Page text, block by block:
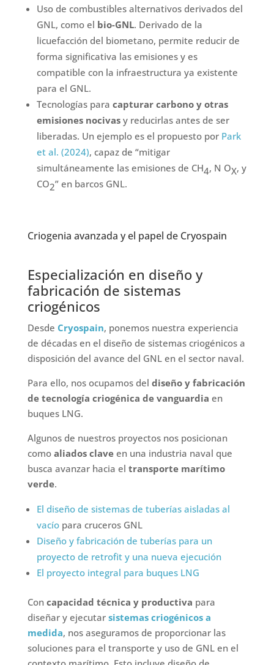
Uso de combustibles alternativos derivados del
GNL, como el bio-GNL. Derivado de la
licuefacción del biometano, permite reducir de
forma significativa las emisiones y es
compatible con la infraestructura ya existente
para el GNL.
Tecnologías para capturar carbono y otras
emisiones nocivasy reducirlas antes de ser
liberadas. Un ejemplo es el propuesto por Park
et al. (2024), capaz de “mitigar
simultáneamente las emisiones de CH4, N OX, y
CO2” en barcos GNL.
Criogenia avanzada y el papel de Cryospain
Especialización en diseño y
fabricación de sistemas
criogénicos
Desde Cryospain, ponemos nuestra experiencia
de décadas en el diseño de sistemas criogénicos a
disposición del avance del GNL en el sector naval.
Para ello, nos ocupamos del diseño y fabricación
de tecnología criogénica de vanguardia en
buques LNG.
Algunos de nuestros proyectos nos posicionan
como aliados claveen una industria naval que
busca avanzar hacia el transporte marítimo
verde.
El diseño de sistemas de tuberías aisladas al
vacíopara cruceros GNL
Diseño y fabricación de tuberías para un
proyecto de retrofit y una nueva ejecución
El proyecto integral para buques LNG
Con capacidad técnica y productiva para
diseñar y ejecutar sistemas criogénicos a
medida, nos aseguramos de proporcionar las
soluciones para el transporte y uso de GNL en el